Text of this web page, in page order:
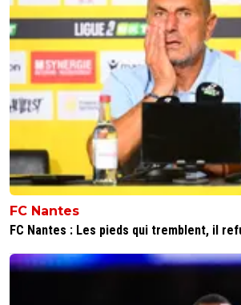
FC Nantes
FC Nantes : Les pieds qui tremblent, il